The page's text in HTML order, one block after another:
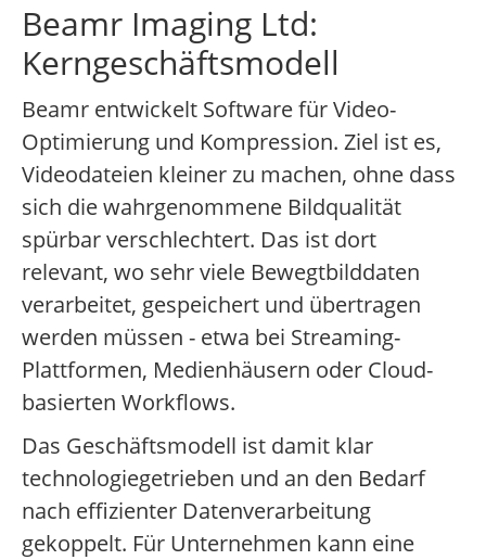
Beamr Imaging Ltd:
Kerngeschäftsmodell
Beamr entwickelt Software für Video-
Optimierung und Kompression. Ziel ist es,
Videodateien kleiner zu machen, ohne dass
sich die wahrgenommene Bildqualität
spürbar verschlechtert. Das ist dort
relevant, wo sehr viele Bewegtbilddaten
verarbeitet, gespeichert und übertragen
werden müssen - etwa bei Streaming-
Plattformen, Medienhäusern oder Cloud-
basierten Workflows.
Das Geschäftsmodell ist damit klar
technologiegetrieben und an den Bedarf
nach effizienter Datenverarbeitung
gekoppelt. Für Unternehmen kann eine